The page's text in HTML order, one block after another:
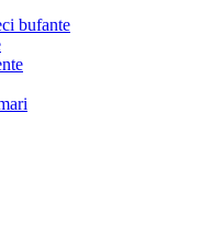
bufante